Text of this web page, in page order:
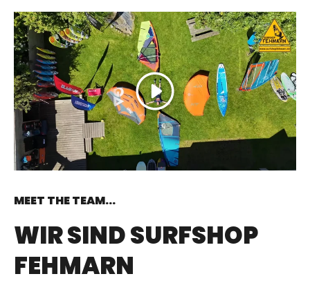
Abspielen
MEET THE TEAM...
WIR SIND SURFSHOP
FEHMARN